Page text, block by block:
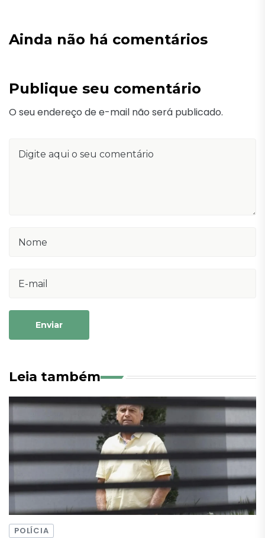
Ainda não há comentários
Publique seu comentário
O seu endereço de e-mail não será publicado.
Enviar
Leia também
POLÍCIA